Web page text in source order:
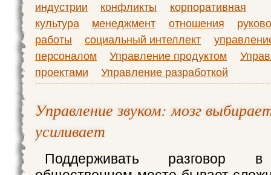
индустрии
конфликты
корпоративная
культура
менеджмент отношения
работы
социальный интеллект
персоналом
Управление продуктом
проектами
Управление разработкой
Управление звуком: мозг
усиливает
Поддерживать разговор в